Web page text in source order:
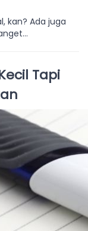
kan? Ada juga
Tapi